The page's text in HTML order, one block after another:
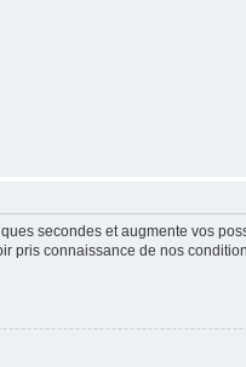
secondes et augmente vos
pris connaissance de nos